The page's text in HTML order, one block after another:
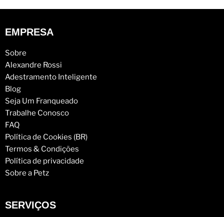
EMPRESA
Sobre
Alexandre Rossi
Adestramento Inteligente
Blog
Seja Um Franqueado
Trabalhe Conosco
FAQ
Política de Cookies (BR)
Termos & Condições
Política de privacidade
Sobre a Petz
SERVIÇOS